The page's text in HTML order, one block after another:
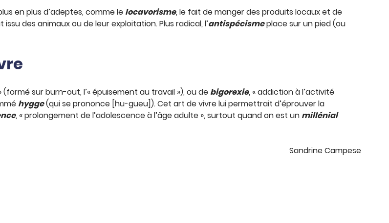
en plus d’adeptes, comme le locavorisme, le fait de manger des produits locaux et de
des animaux ou de leur exploitation. Plus radical, l’antispécismeplace sur un pied (ou
(formé sur burn-out, l’« épuisement au travail »), ou de bigorexie, « addiction à l’activité
hygge(qui se prononce [hu-gueu]). Cet art de vivre lui permettrait d’éprouver la
, « prolongement de l’adolescence à l’âge adulte », surtout quand on est un millénial
Sandrine Campese